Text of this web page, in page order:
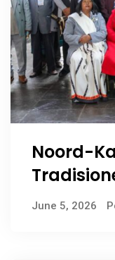
Noord-
leiers
June 5, 2026